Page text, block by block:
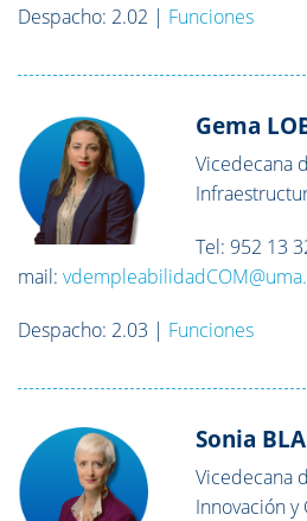
Despacho: 2.02 | Funciones
Gema
Vicedecana
Tel: 952 13
mail:
Despacho: 2.03 | Funciones
Sonia
Vicedecana
Innovación y